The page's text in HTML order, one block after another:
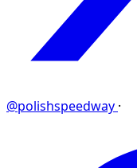
@polishspeedway ·